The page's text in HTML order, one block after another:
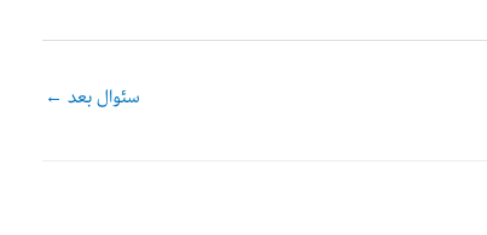
سئوال بعد ←